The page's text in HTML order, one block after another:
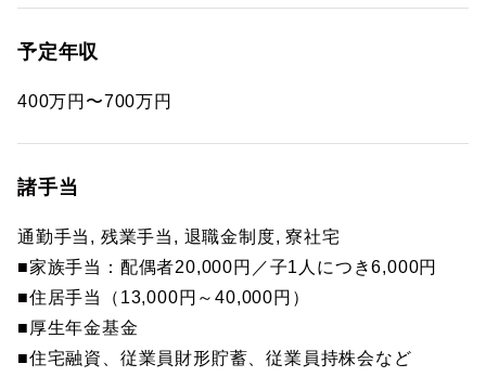
予定年収
400万円〜700万円
諸手当
通勤手当, 残業手当, 退職金制度, 寮社宅
■家族手当：配偶者20,000円／子1人につき6,000円
■住居手当（13,000円～40,000円）
■厚生年金基金
■住宅融資、従業員財形貯蓄、従業員持株会など